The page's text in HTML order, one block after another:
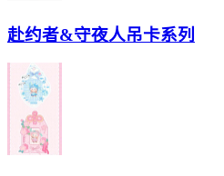
赴约者&守夜人吊卡系列